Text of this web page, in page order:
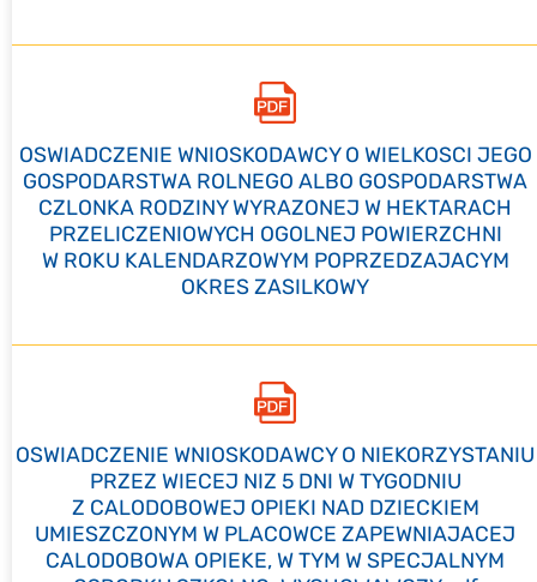
OSWIADCZENIE WNIOSKODAWCY O WIELKOSCI JEGO
GOSPODARSTWA ROLNEGO ALBO GOSPODARSTWA
CZLONKA RODZINY WYRAZONEJ W HEKTARACH
PRZELICZENIOWYCH OGOLNEJ POWIERZCHNI
W ROKU KALENDARZOWYM POPRZEDZAJACYM
OKRES ZASILKOWY
OSWIADCZENIE WNIOSKODAWCY O NIEKORZYSTANIU
PRZEZ WIECEJ NIZ 5 DNI W TYGODNIU
Z CALODOBOWEJ OPIEKI NAD DZIECKIEM
UMIESZCZONYM W PLACOWCE ZAPEWNIAJACEJ
CALODOBOWA OPIEKE, W TYM W SPECJALNYM